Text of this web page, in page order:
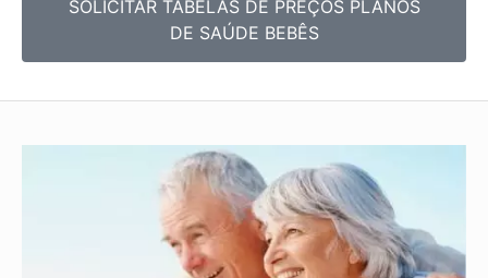
SOLICITAR TABELAS DE PREÇOS PLANOS
DE SAÚDE BEBÊS